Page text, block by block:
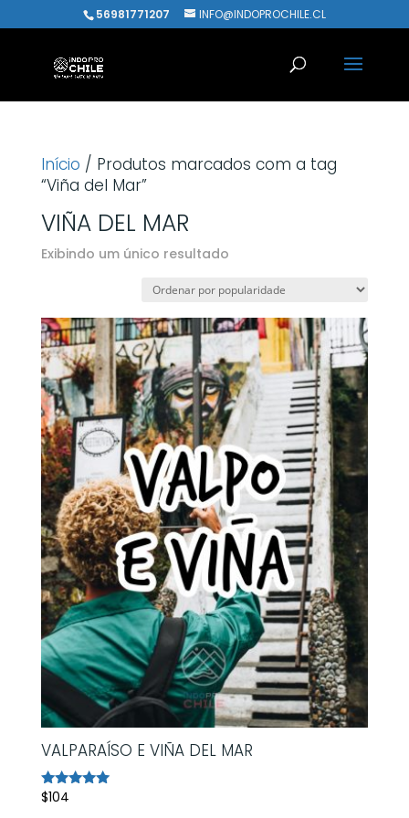
56981771207 INFO@INDOPROCHILE.CL
Início / Produtos marcados com a tag
“Viña del Mar”
VIÑA DEL MAR
Exibindo um único resultado
VALPARAÍSO E VIÑA DEL MAR
Avaliação
$104